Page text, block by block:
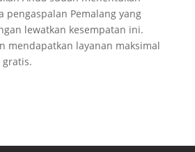
pengaspalan Pemalangyang
lewatkan kesempatan ini.
mendapatkan layanan maksimal